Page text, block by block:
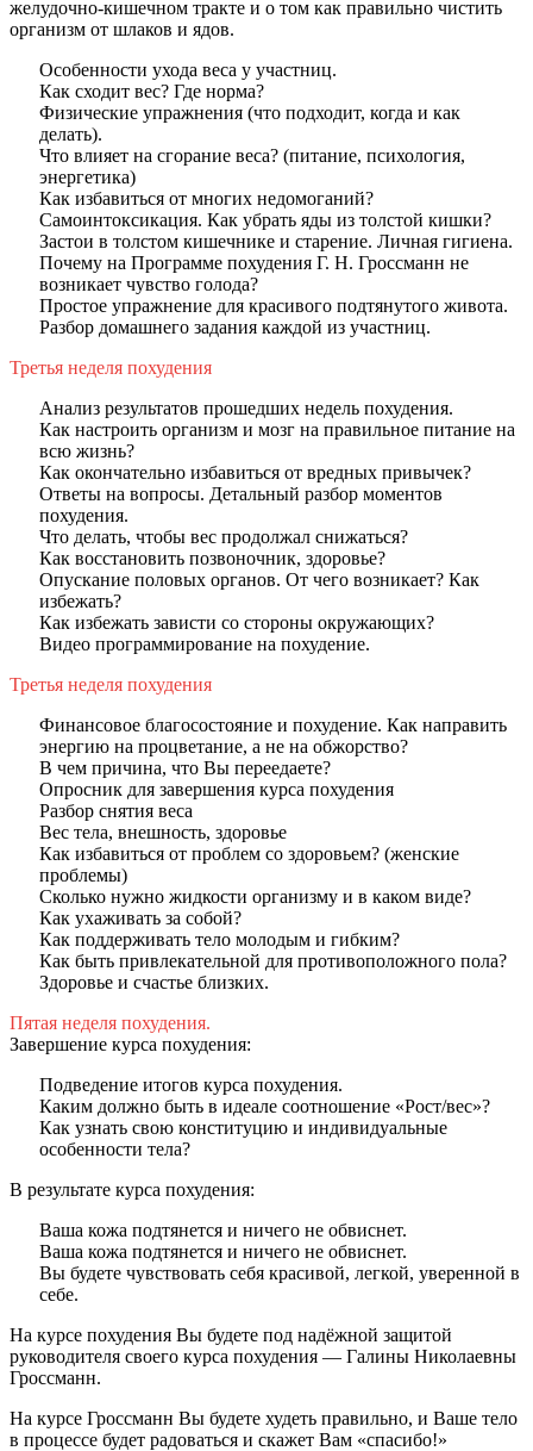
желудочно-кишечном тракте и о том как правильно чистить
организм от шлаков и ядов.
Особенности ухода веса у участниц.
Как сходит вес? Где норма?
Физические упражнения (что подходит, когда и как
делать).
Что влияет на сгорание веса? (питание, психология,
энергетика)
Как избавиться от многих недомоганий?
Самоинтоксикация. Как убрать яды из толстой кишки?
Застои в толстом кишечнике и старение. Личная гигиена.
Почему на Программе похудения Г. Н. Гроссманн не
возникает чувство голода?
Простое упражнение для красивого подтянутого живота.
Разбор домашнего задания каждой из участниц.
Третья неделя похудения
Анализ результатов прошедших недель похудения.
Как настроить организм и мозг на правильное питание на
всю жизнь?
Как окончательно избавиться от вредных привычек?
Ответы на вопросы. Детальный разбор моментов
похудения.
Что делать, чтобы вес продолжал снижаться?
Как восстановить позвоночник, здоровье?
Опускание половых органов. От чего возникает? Как
избежать?
Как избежать зависти со стороны окружающих?
Видео программирование на похудение.
Третья неделя похудения
Финансовое благосостояние и похудение. Как направить
энергию на процветание, а не на обжорство?
В чем причина, что Вы переедаете?
Опросник для завершения курса похудения
Разбор снятия веса
Вес тела, внешность, здоровье
Как избавиться от проблем со здоровьем? (женские
проблемы)
Сколько нужно жидкости организму и в каком виде?
Как ухаживать за собой?
Как поддерживать тело молодым и гибким?
Как быть привлекательной для противоположного пола?
Здоровье и счастье близких.
Пятая неделя похудения.
Завершение курса похудения:
Подведение итогов курса похудения.
Каким должно быть в идеале соотношение «Рост/вес»?
Как узнать свою конституцию и индивидуальные
особенности тела?
В результате курса похудения:
Ваша кожа подтянется и ничего не обвиснет.
Ваша кожа подтянется и ничего не обвиснет.
Вы будете чувствовать себя красивой, легкой, уверенной в
себе.
На курсе похудения Вы будете под надёжной защитой
руководителя своего курса похудения — Галины Николаевны
Гроссманн.
На курсе Гроссманн Вы будете худеть правильно, и Ваше тело
в процессе будет радоваться и скажет Вам «спасибо!»